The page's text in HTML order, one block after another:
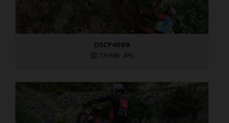
DSCF4689
7,9 MB .JPG